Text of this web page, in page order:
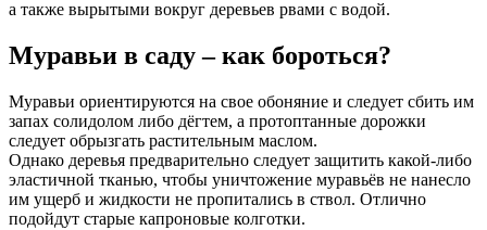
а также вырытыми вокруг деревьев рвами с водой.
Муравьи в саду – как бороться?
Муравьи ориентируются на свое обоняние и следует сбить им
запах солидолом либо дёгтем, а протоптанные дорожки
следует обрызгать растительным маслом.
Однако деревья предварительно следует защитить какой-либо
эластичной тканью, чтобы уничтожение муравьёв не нанесло
им ущерб и жидкости не пропитались в ствол. Отлично
подойдут старые капроновые колготки.